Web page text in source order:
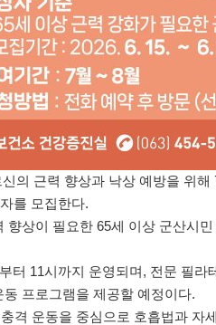
의 근력 향상과 낙상 예방을 위해
를 모집한다.
향상이 필요한 65세 이상 군산시민
터 11시까지 운영되며 , 전문 필라
프로그램을 제공할 예정이다.
격 운동을 중심으로 호흡법과 자